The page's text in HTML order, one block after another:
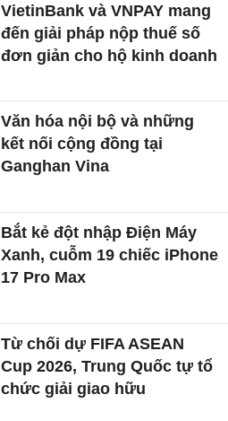
VietinBank và VNPAY mang
đến giải pháp nộp thuế số
đơn giản cho hộ kinh doanh
Văn hóa nội bộ và những
kết nối cộng đồng tại
Ganghan Vina
Bắt kẻ đột nhập Điện Máy
Xanh, cuỗm 19 chiếc iPhone
17 Pro Max
Từ chối dự FIFA ASEAN
Cup 2026, Trung Quốc tự tổ
chức giải giao hữu